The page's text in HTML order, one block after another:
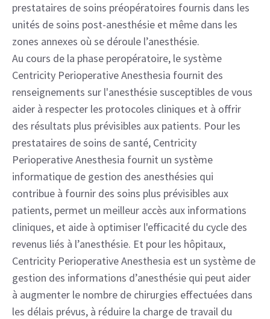
prestataires de soins préopératoires fournis dans les
unités de soins post-anesthésie et même dans les
zones annexes où se déroule l’anesthésie.
Au cours de la phase peropératoire, le système
Centricity Perioperative Anesthesia fournit des
renseignements sur l'anesthésie susceptibles de vous
aider à respecter les protocoles cliniques et à offrir
des résultats plus prévisibles aux patients. Pour les
prestataires de soins de santé, Centricity
Perioperative Anesthesia fournit un système
informatique de gestion des anesthésies qui
contribue à fournir des soins plus prévisibles aux
patients, permet un meilleur accès aux informations
cliniques, et aide à optimiser l'efficacité du cycle des
revenus liés à l’anesthésie. Et pour les hôpitaux,
Centricity Perioperative Anesthesia est un système de
gestion des informations d’anesthésie qui peut aider
à augmenter le nombre de chirurgies effectuées dans
les délais prévus, à réduire la charge de travail du